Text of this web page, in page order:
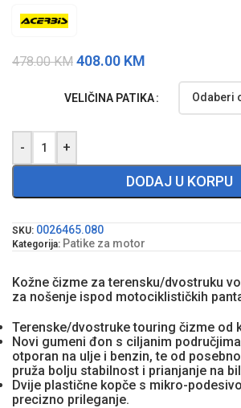
478.00KM 408.00 KM
VELIČINA PATIKA
- +
DODAJ U KORPU
SKU: 0026465.080
Kategorija: Patike za motor
Kožne čizme za terensku/dvostruku
za nošenje ispod motociklističkih
Terenske/dvostruke touring čizme od
Novi gumeni đon s ciljanim
otporan na ulje i benzin, te od
pruža bolju stabilnost i prianjanje na
Dvije plastične kopče s mikro-
precizno prileganje.